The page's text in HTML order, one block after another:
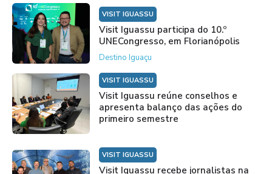
VISIT IGUASSU
Visit Iguassu participa do 10.º
UNECongresso, em Florianópolis
Destino Iguaçu
VISIT IGUASSU
Visit Iguassu reúne conselhos e
apresenta balanço das ações do
primeiro semestre
VISIT IGUASSU
Visit Iguassu recebe jornalistas na